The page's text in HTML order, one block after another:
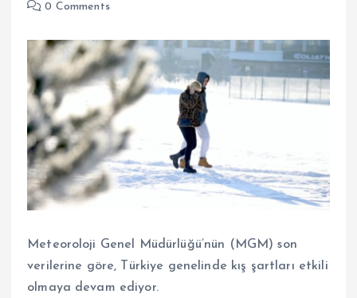
0 Comments
Meteoroloji Genel Müdürlüğü’nün (MGM) son
verilerine göre, Türkiye genelinde kış şartları etkili
olmaya devam ediyor.